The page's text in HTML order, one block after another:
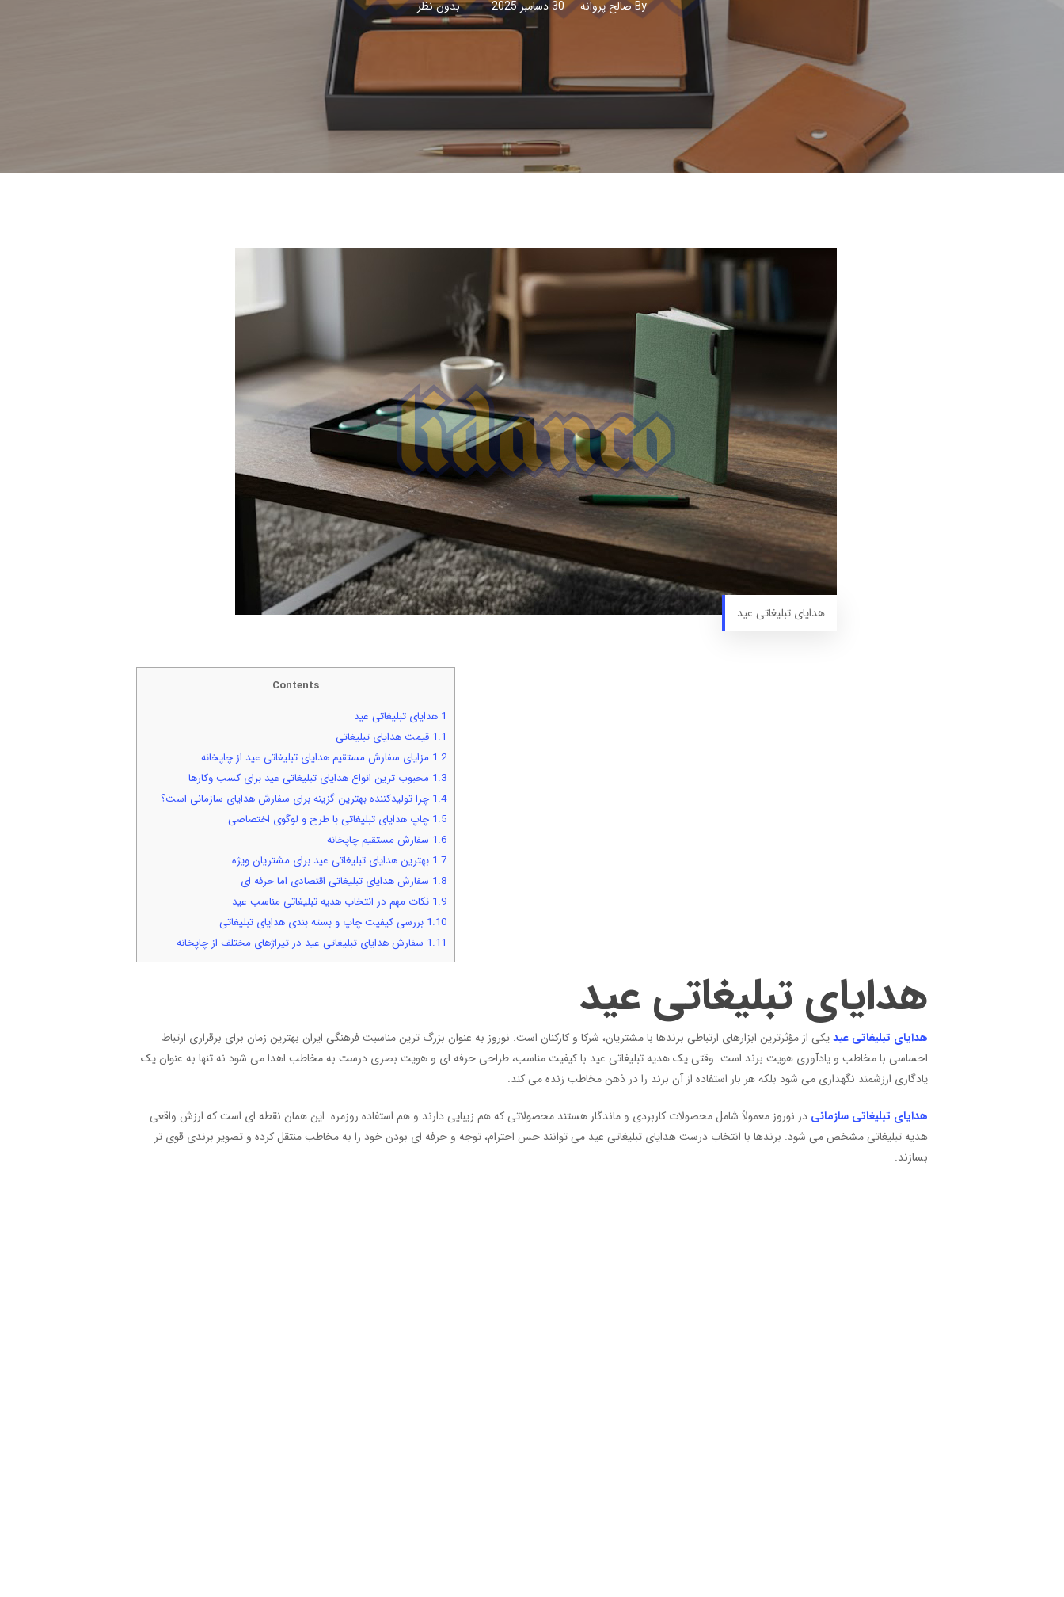
Byصالح پروانه 30 دسامبر 2025 بدون نظر
هدایای تبلیغاتی عید
Contents
1 هدایای تبلیغاتی عید
1.1 قیمت هدایای تبلیغاتی
1.2 مزایای سفارش مستقیم هدایای تبلیغاتی عید از چاپخانه
1.3 محبوب ترین انواع هدایای تبلیغاتی عید برای کسب وکارها
1.4 چرا تولیدکننده بهترین گزینه برای سفارش هدایای سازمانی است؟
1.5 چاپ هدایای تبلیغاتی با طرح و لوگوی اختصاصی
1.6 سفارش مستقیم چاپخانه
1.7 بهترین هدایای تبلیغاتی عید برای مشتریان ویژه
1.8 سفارش هدایای تبلیغاتی اقتصادی اما حرفه ای
1.9 نکات مهم در انتخاب هدیه تبلیغاتی مناسب عید
1.10 بررسی کیفیت چاپ و بسته بندی هدایای تبلیغاتی
1.11 سفارش هدایای تبلیغاتی عید در تیراژهای مختلف از چاپخانه
هدایای تبلیغاتی عید
هدایای تبلیغاتی عیدیکی از مؤثرترین ابزارهای ارتباطی برندها با مشتریان، شرکا و کارکنان است. نوروز به عنوان بزرگ ترین مناسبت فرهنگی ایران بهترین زمان برای برقراری ارتباط
احساسی با مخاطب و یادآوری هویت برند است. وقتی یک هدیه تبلیغاتی عید با کیفیت مناسب، طراحی حرفه ای و هویت بصری درست به مخاطب اهدا می شود نه تنها به عنوان یک
یادگاری ارزشمند نگهداری می شود بلکه هر بار استفاده از آن برند را در ذهن مخاطب زنده می کند.
هدایای تبلیغاتی سازمانی در نوروز معمولاً شامل محصولات کاربردی و ماندگار هستند محصولاتی که هم زیبایی دارند و هم استفاده روزمره. این همان نقطه ای است که ارزش واقعی
هدیه تبلیغاتی مشخص می شود. برندها با انتخاب درست هدایای تبلیغاتی عید می توانند حس احترام، توجه و حرفه ای بودن خود را به مخاطب منتقل کرده و تصویر برندی قوی تر
بسازند.